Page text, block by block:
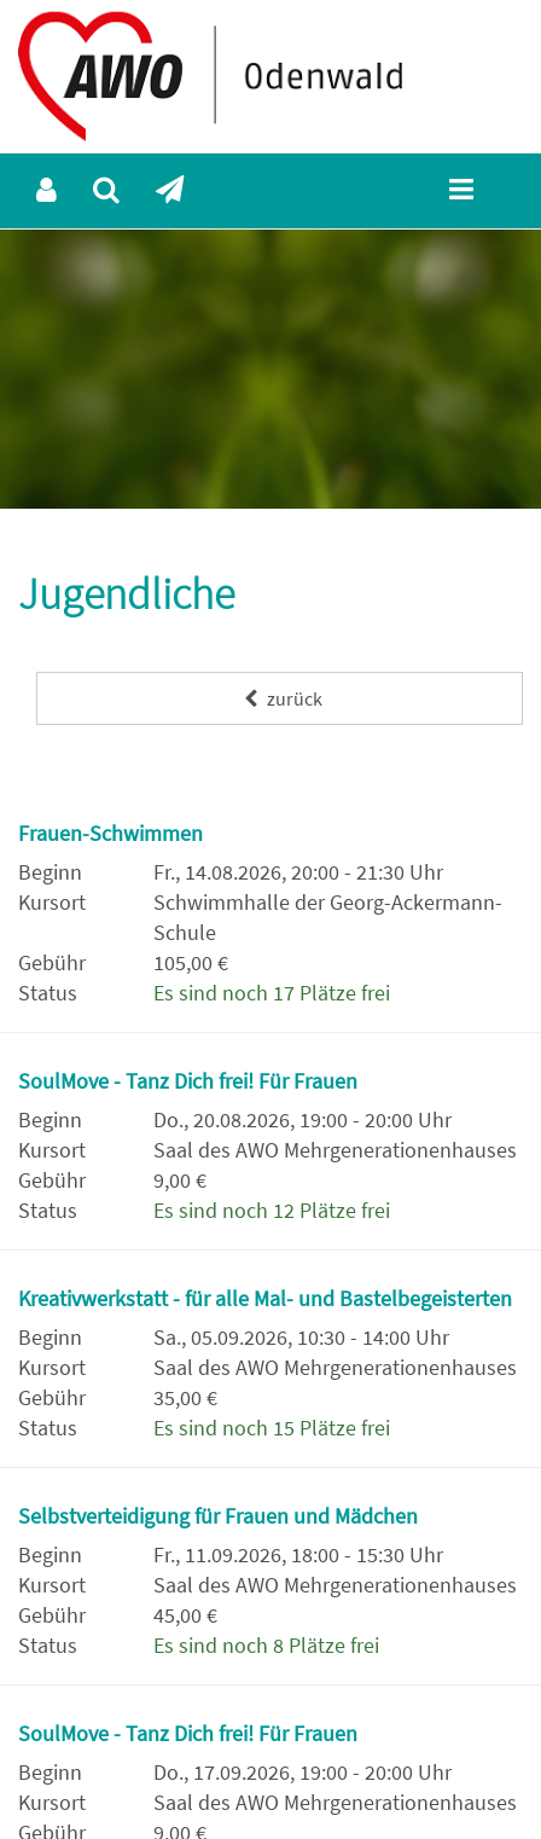
Jugendliche
zurück
Frauen-Schwimmen
Beginn
Fr., 14.08.2026, 20:00 - 21:30 Uhr
Kursort
Schwimmhalle der Georg-Ackermann-
Schule
Gebühr
105,00 €
Status
Es sind noch 17 Plätze frei
SoulMove - Tanz Dich frei! Für Frauen
Beginn
Do., 20.08.2026, 19:00 - 20:00 Uhr
Kursort
Saal des AWO Mehrgenerationenhauses
Gebühr
9,00 €
Status
Es sind noch 12 Plätze frei
Kreativwerkstatt - für alle Mal- und Bastelbegeisterten
Beginn
Sa., 05.09.2026, 10:30 - 14:00 Uhr
Kursort
Saal des AWO Mehrgenerationenhauses
Gebühr
35,00 €
Status
Es sind noch 15 Plätze frei
Selbstverteidigung für Frauen und Mädchen
Beginn
Fr., 11.09.2026, 18:00 - 15:30 Uhr
Kursort
Saal des AWO Mehrgenerationenhauses
Gebühr
45,00 €
Status
Es sind noch 8 Plätze frei
SoulMove - Tanz Dich frei! Für Frauen
Beginn
Do., 17.09.2026, 19:00 - 20:00 Uhr
Kursort
Saal des AWO Mehrgenerationenhauses
Gebühr
9,00 €